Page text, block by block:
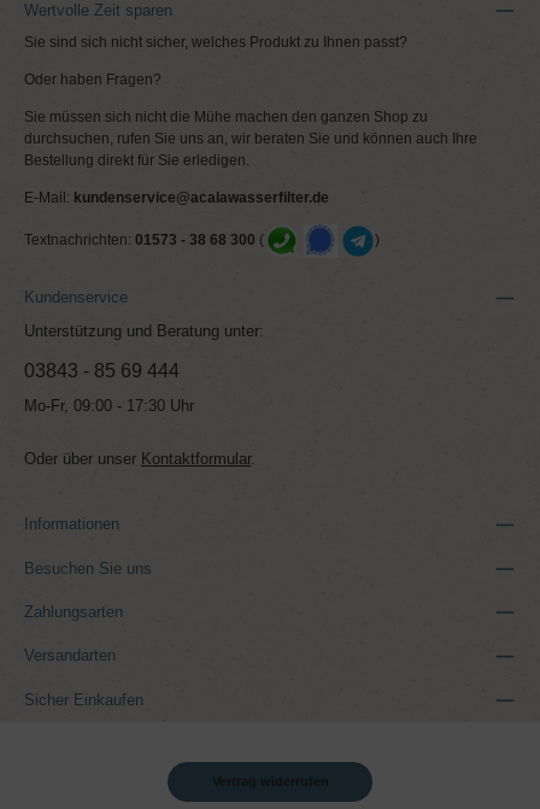
Wertvolle Zeit sparen
Sie sind sich nicht sicher, welches Produkt zu Ihnen passt?
Oder haben Fragen?
Sie müssen sich nicht die Mühe machen den ganzen Shop zu
durchsuchen, rufen Sie uns an, wir beraten Sie und können auch Ihre
Bestellung direkt für Sie erledigen.
E-Mail: kundenservice@acalawasserfilter.de
Textnachrichten: 01573 - 38 68 300 ( )
Informationen
Kundenservice
Unterstützung und Beratung unter:
03843 - 85 69 444
Mo-Fr, 09:00 - 17:30 Uhr
Oder über unser Kontaktformular.
Besuchen Sie uns
Zahlungsarten
Versandarten
Sicher Einkaufen
Vertrag widerrufen